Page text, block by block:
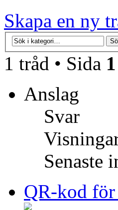
Skapa en ny
1 tråd • Sida 1
Anslag
Svar
Senaste
QR-kod för